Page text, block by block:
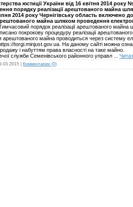
юстиції України від 16 квітня 2014
порядку реалізації арештованого майна
2014 року Чернігівську область включено
майна шляхом проведення
порядок реалізації арештованого
покрокову процедуру реалізації
арештованого майна проводиться через систему
torgi.minjust.gov.ua. На даному сайті можна
і набуттям права власності на таке майно.
служби Семенівського районного управл
Комментарии (0)